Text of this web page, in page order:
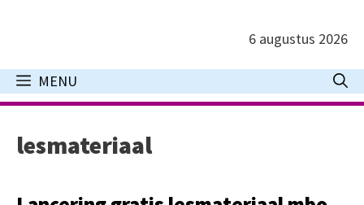
inhoud
6 augustus 2026
MENU
lesmateriaal